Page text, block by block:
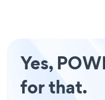
Yes,
for that.